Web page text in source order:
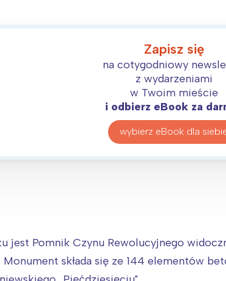
Zapisz się
na cotygodniowy
z wydarzeniami
w Twoim mieście
i odbierz eBook za
wybierz eBook dla
jest Pomnik Czynu Rewolucyjnego
składa się ze 144 elementów
Śląsk
Kraków
Południe